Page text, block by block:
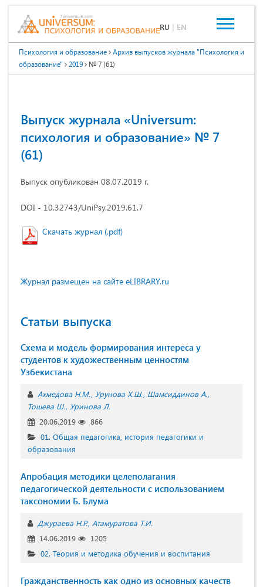
RU | EN
Психология и образование
Архив выпусков журнала "Психология и
образование"
2019 № 7 (61)
Выпуск журнала «Universum:
психология и образование» № 7
(61)
Выпуск опубликован 08.07.2019 г.
DOI - 10.32743/UniPsy.2019.61.7
Скачать журнал (.pdf)
Журнал размещен на сайте eLIBRARY.ru
Статьи выпуска
Схема и модель формирования интереса у
студентов к художественным ценностям
Узбекистана
Ахмедова Н.М. Урунова Х.Ш. Шамсиддинов А.
Тошева Ш.
Уринова Л.
20.06.2019
866
01. Общая педагогика, история педагогики и
образования
Апробация методики целеполагания
педагогической деятельности с использованием
таксономии Б. Блума
Джураева Н.Р. Атамуратова Т.И.
14.06.2019
1205
02. Теория и методика обучения и воспитания
Гражданственность как одно из основных качеств